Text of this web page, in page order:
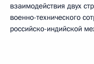
взаимодействия двух
военно-технического
российско-индийской